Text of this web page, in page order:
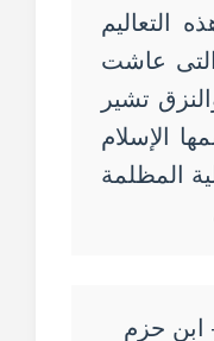
التعاليم
التى عاشت
تشير
الإسلام
المظلمة
ابن حزم